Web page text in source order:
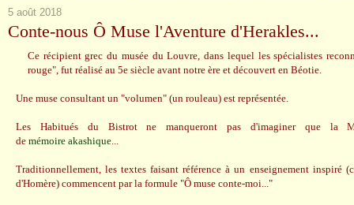
5 août 2018
Conte-nous Ô Muse l'Aventure d'Herakles...
Ce récipient grec du musée du Louvre, dans lequel les spécialistes
rouge", fut réalisé au 5e siècle avant notre ère et découvert en Béotie.
Une muse consultant un "volumen" (un rouleau) est représentée.
Les Habitués du Bistrot ne manqueront pas d'imaginer que la
de mémoire akashique...
Traditionnellement, les textes faisant référence à un enseignement inspiré
d'Homère) commencent par la formule "Ô muse conte-moi..."